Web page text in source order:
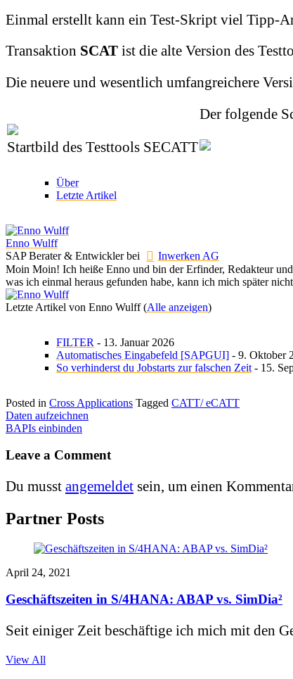
Einmal erstellt kann ein Test-Skript viel Tipp-
Transaktion SCAT ist die alte Version des
Die neuere und wesentlich umfangreichere
Startbild des Testtools SECATT
Der folgende
Über
Letzte Artikel
Enno Wulff
SAP Berater & Entwicklerbei
Inwerken AG
Moin Moin! Ich heiße Enno und bin der Erfinder, Redakteur
was ich einmal heraus gefunden habe, kann ich mich später
Letzte Artikel von Enno Wulff(Alle anzeigen)
FILTER - 13. Januar 2026
Automatisches Eingabefeld [SAPGUI] - 9. Oktober
So verhinderst du Jobstarts zur falschen Zeit - 15.
Posted in Cross Applications Tagged CATT/ eCATT
Beitragsnavigation
Daten aufzeichnen
BAPIs einbinden
Leave a Comment
Du musst angemeldet sein, um einen
Partner Posts
April 24, 2021
Geschäftszeiten in S/4HANA: ABAP vs. SimDia²
Seit einiger Zeit beschäftige ich mich mit den
View All